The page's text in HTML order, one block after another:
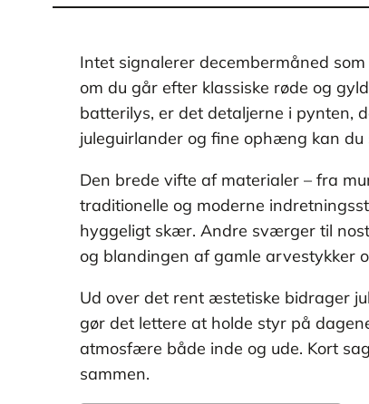
Intet signalerer decembermåned
om du går efter klassiske røde og
batterilys, er det detaljerne i pynten,
juleguirlander og fine ophæng kan
Den brede vifte af materialer – fra
traditionelle og moderne
hyggeligt skær. Andre sværger til
og blandingen af gamle arvestykker
Ud over det rent æstetiske bidrager
gør det lettere at holde styr på
atmosfære både inde og ude. Kort
sammen.